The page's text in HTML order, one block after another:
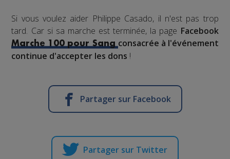
Si vous voulez aider Philippe Casado, il n'est pas trop
tard. Car si sa marche est terminée, la page Facebook
Marche 100 pour Sang consacrée à l'événement
continue d'accepter les dons !
Partager sur Facebook
Partager sur Twitter